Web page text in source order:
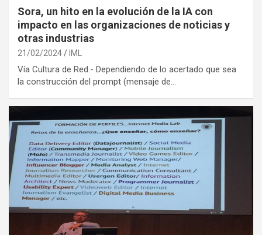
Sora, un hito en la evolución de la IA con
impacto en las organizaciones de noticias y
otras industrias
21/02/2024 IML
Vía Cultura de Red.- Dependiendo de lo acertado que sea
la construcción del prompt (mensaje de…